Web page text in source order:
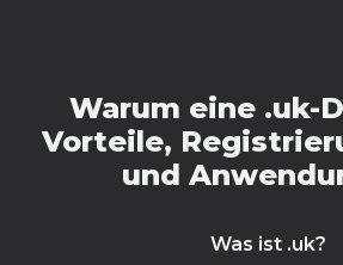
Warum eine .uk-
Vorteile,
und
Was ist .uk?